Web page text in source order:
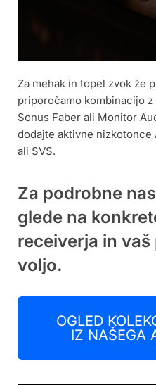
Za mehak in topel zvok že
priporočamo kombinacijo
Sonus Faber ali Monitor
dodajte aktivne nizkotonce
ali SVS.
Za podrobne
glede na
receiverja in
voljo.
OGLED
IZ NAŠEGA